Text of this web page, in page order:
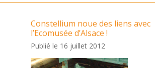
Constellium noue des liens avec
l’Ecomusée d’Alsace !
Publié le 16 juillet 2012